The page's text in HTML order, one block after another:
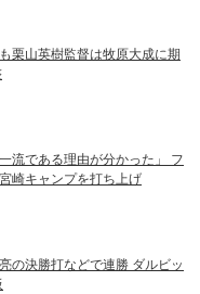
栗山英樹監督は牧原大成に期
流である理由が分かった」 フ
崎キャンプを打ち上げ
の決勝打などで連勝 ダルビッ